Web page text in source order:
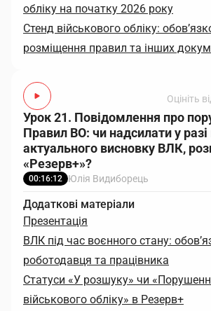
обліку на початку 2026 року
Стенд військового обліку:
розміщення правил та інших
Оцініть
Урок 21. Повідомлення про
Правил ВО: чи надсилати у разі
актуального висновку ВЛК,
«Резерв+»?
00:16:12 Юлія Видиборець
Додаткові матеріали
Презентація
ВЛК під час воєнного стану:
роботодавця та працівника
Статуси «У розшуку» чи
військового обліку» в Резерв+